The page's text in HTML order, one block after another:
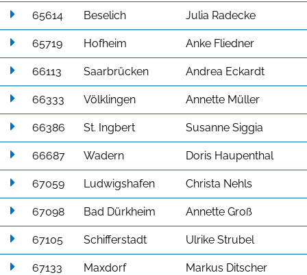
65614 Beselich Julia Radecke
65719 Hofheim Anke Fliedner
66113 Saarbrücken Andrea Eckardt
66333 Völklingen Annette Müller
66386 St. Ingbert Susanne Siggia
66687 Wadern Doris Haupenthal
67059 Ludwigshafen Christa Nehls
67098 Bad Dürkheim Annette Groß
67105 Schifferstadt Ulrike Strubel
67133 Maxdorf Markus Ditscher